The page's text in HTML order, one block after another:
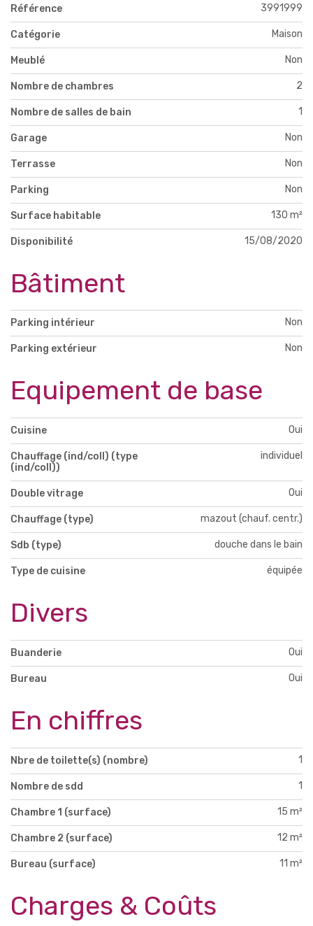
Référence 3991999
Catégorie Maison
Meublé Non
Nombre de chambres 2
Nombre de salles de bain 1
Garage Non
Terrasse Non
Parking Non
Surface habitable 130 m²
Disponibilité 15/08/2020
Bâtiment
Parking intérieur Non
Parking extérieur Non
Equipement de base
Cuisine Oui
Chauffage (ind/coll) (type
(ind/coll))
individuel
Double vitrage Oui
Chauffage (type) mazout (chauf. centr.)
Sdb (type) douche dans le bain
Type de cuisine équipée
Divers
Buanderie Oui
Bureau Oui
En chiffres
Nbre de toilette(s) (nombre) 1
Nombre de sdd 1
Chambre 1 (surface) 15 m²
Chambre 2 (surface) 12 m²
Bureau (surface) 11 m²
Charges & Coûts